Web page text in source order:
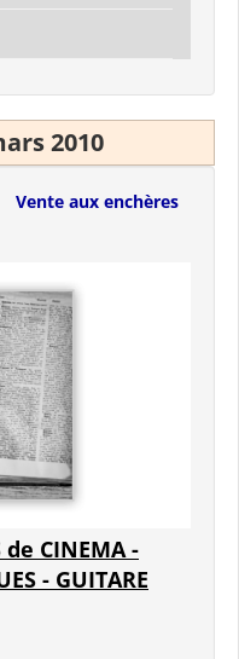
2010
Vente aux enchères
de CINEMA -
- GUITARE